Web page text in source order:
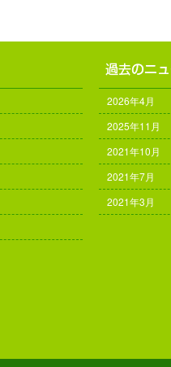
2026年4月
2025年11月
2021年10月
2021年7月
2021年3月